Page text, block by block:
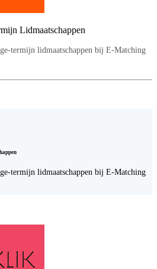
Lidmaatschappen
termijn lidmaatschappen bij E-Matching
termijn lidmaatschappen bij E-Matching